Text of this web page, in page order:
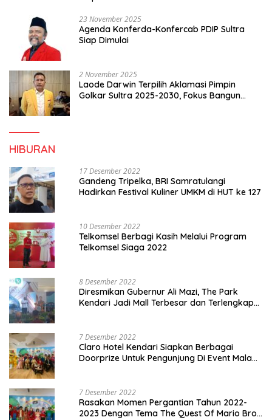
23 November 2025
Agenda Konferda-Konfercab PDIP Sultra
Siap Dimulai
2 November 2025
Laode Darwin Terpilih Aklamasi Pimpin
Golkar Sultra 2025-2030, Fokus Bangun
HIBURAN
17 Desember 2022
Gandeng Tripelka, BRI Samratulangi
Hadirkan Festival Kuliner UMKM di HUT ke 127
10 Desember 2022
Telkomsel Berbagi Kasih Melalui Program
Telkomsel Siaga 2022
8 Desember 2022
Diresmikan Gubernur Ali Mazi, The Park
Kendari Jadi Mall Terbesar dan Terlengkap
7 Desember 2022
Claro Hotel Kendari Siapkan Berbagai
Doorprize Untuk Pengunjung Di Event Malam
7 Desember 2022
Rasakan Momen Pergantian Tahun 2022-
2023 Dengan Tema The Quest Of Mario Bros